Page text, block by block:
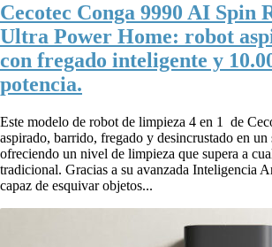
Cecotec Conga 9990 AI Spin
Ultra Power Home: robot
con fregado inteligente y
potencia.
Este modelo de robot de limpieza 4 en 1 de
aspirado, barrido, fregado y desincrustado en
ofreciendo un nivel de limpieza que supera a
tradicional. Gracias a su avanzada Inteligencia
capaz de esquivar objetos...